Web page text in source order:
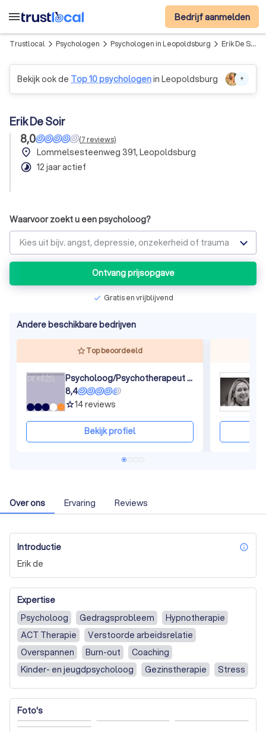
menu Bedrijf aanmelden
Trustlocal arrow_forward_ios Psychologen arrow_forward_ios Psychologen in Leopoldsburg arrow_forward_ios Erik De Soir
Bekijk ook de Top 10 psychologenin Leopoldsburg +
Erik De Soir
8,0
(7reviews)
place Lommelsesteenweg 391, Leopoldsburg
timelapse 12 jaar actief
Waarvoor zoekt u een psycholoog?
Kies uit bijv. angst, depressie, onzekerheid of trauma
Ontvang prijsopgave
check Gratis en vrijblijvend
Andere beschikbare bedrijven
Top beoordeeld
Psycholoog/Psychotherapeut Groepspraktijk De Kiezel
8,4
grade14reviews
Bekijk profiel
Over ons Ervaring Reviews
Introductie
Erik de
Expertise
Psycholoog
Gedragsprobleem
Hypnotherapie
ACT Therapie
Verstoorde arbeidsrelatie
Overspannen
Burn-out
Coaching
Kinder- en jeugdpsycholoog
Gezinstherapie
Stress
Rouwverwerking
EMDR Therapie
Trauma
Angsten, fobieën of paniek
Burn-out, stress of overspannen
Trauma of PTSS
Foto's